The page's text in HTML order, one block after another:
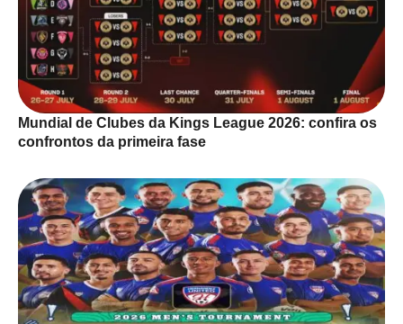
Mundial de Clubes da Kings League 2026: confira os
confrontos da primeira fase